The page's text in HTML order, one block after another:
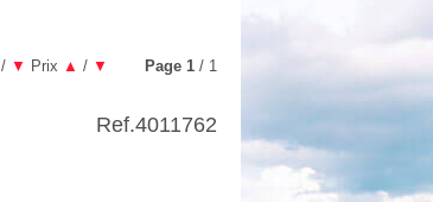
/ ▼ Prix ▲ / ▼ Page 1 / 1
Ref.4011762